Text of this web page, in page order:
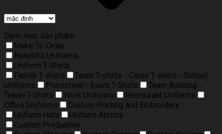
Danh mục sản phẩm
Make To Order
Beautiful Uniforms
Uniform T-Shirts
Family T-shirts
Team T-shirts - Class T-shirts - School
Uniforms
Promotinal - Event T-Shirts
Team Building -
Travel T-Shirts
Work Uniforms
Restaurant Uniforms
Office Uniforms
Custom Printing and Embroidery
Uniform Hats
Uniform Aprons
Custom Production